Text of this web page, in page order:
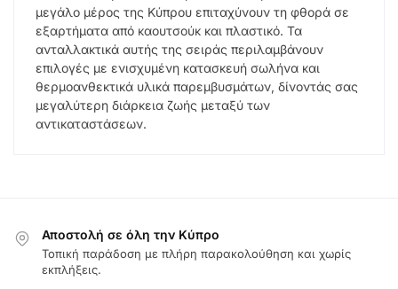
μεγάλο μέρος της Κύπρου επιταχύνουν τη φθορά σε
εξαρτήματα από καουτσούκ και πλαστικό. Τα
ανταλλακτικά αυτής της σειράς περιλαμβάνουν
επιλογές με ενισχυμένη κατασκευή σωλήνα και
θερμοανθεκτικά υλικά παρεμβυσμάτων, δίνοντάς σας
μεγαλύτερη διάρκεια ζωής μεταξύ των
αντικαταστάσεων.
Αποστολή σε όλη την Κύπρο
Τοπική παράδοση με πλήρη παρακολούθηση και χωρίς
εκπλήξεις.